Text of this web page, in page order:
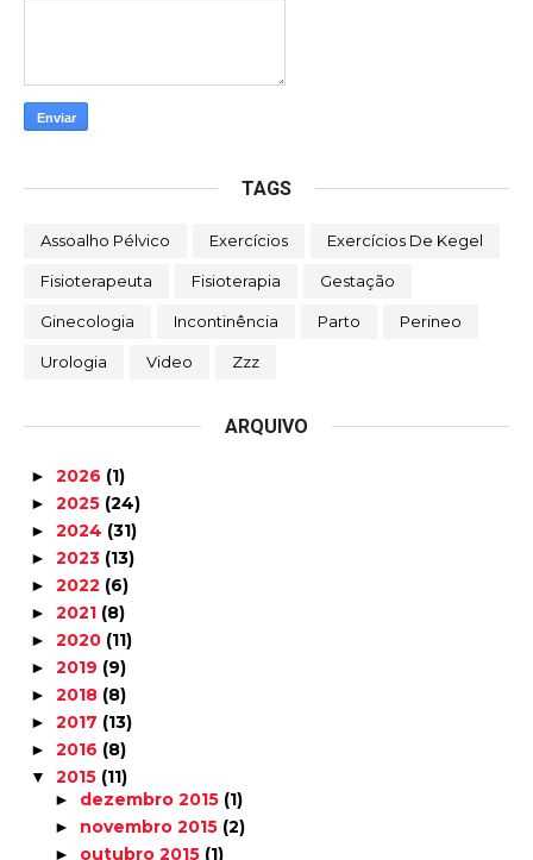
TAGS
Assoalho Pélvico Exercícios Exercícios De Kegel
Fisioterapeuta Fisioterapia Gestação
Ginecologia Incontinência Parto Perineo
Urologia Video Zzz
ARQUIVO
► 2026 (1)
► 2025 (24)
► 2024 (31)
► 2023 (13)
► 2022 (6)
► 2021 (8)
► 2020 (11)
► 2019 (9)
► 2018 (8)
► 2017 (13)
► 2016 (8)
▼ 2015 (11)
► dezembro 2015 (1)
► novembro 2015 (2)
► outubro 2015 (1)